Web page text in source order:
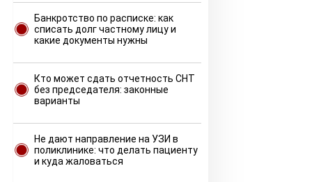
Банкротство по расписке: как
списать долг частному лицу и
какие документы нужны
Кто может сдать отчетность СНТ
без председателя: законные
варианты
Не дают направление на УЗИ в
поликлинике: что делать пациенту
и куда жаловаться